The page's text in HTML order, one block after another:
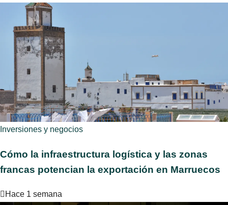
Inversiones y negocios
Cómo la infraestructura logística y las zonas
francas potencian la exportación en Marruecos
Hace 1 semana